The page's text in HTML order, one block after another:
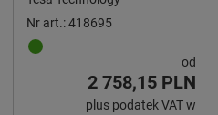
Nr art.: 418695
od
2 758,15 PLN
plus podatek VAT w